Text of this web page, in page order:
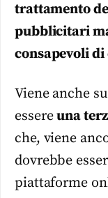
trattamento
pubblicitari
consapevoli
Viene anche
essereuna
che, viene
dovrebbe
piattaforme